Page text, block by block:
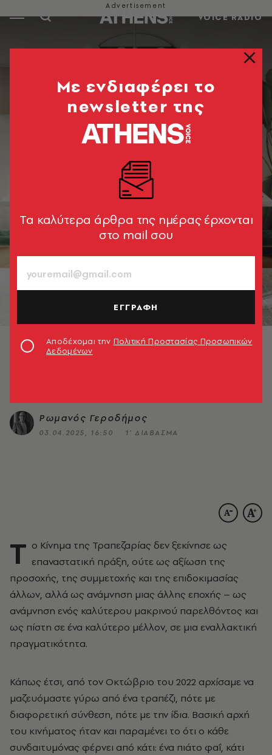
VOICE RADIO
© Unsplash
Το Κίνημα της Τραπεζαρίας: Μια
τριλογία
Ρωμανός Γεροδήμος
03.04.2025, 16:50 1’ ΔΙΑΒΑΣΜΑ
T o Κίνημα της Τραπεζαρίας δεν ξεκίνησε ως
επαναστατική πράξη, ούτε ως αξίωση της
προσοχής, της συμμετοχής και της επιδοκιμασίας
άλλων, αλλά ως ανάμνηση μιας άλλης εποχής – ως
ανάμνηση ενός καλύτερου μακρινού παρελθόντος και
ως πίστη σε ένα καλύτερο μέλλον, σε μια εναλλακτική
πραγματικότητα.
Κάπως έτσι, από τον Οκτώβριο του 2022 αρχίσαμε να
μαζευόμαστε γύρω από ένα τραπέζι, πότε με
διαφορετική σύνθεση, πότε με την ίδια. Βασική αρχή
του κινήματος ήταν και παραμένει το ότι ο κάθε
συνδαιτυμόνας φέρνει από κάτι: ένα πιάτο φαΐ, κάτι
Mε ενδιαφέρει το
newsletter της
Tα καλύτερα άρθρα της ημέρας έρχονται
στο mail σου
ΕΓΓΡΑΦΗ
Αποδέχομαι την Πολιτική Προστασίας Προσωπικών
Δεδομένων